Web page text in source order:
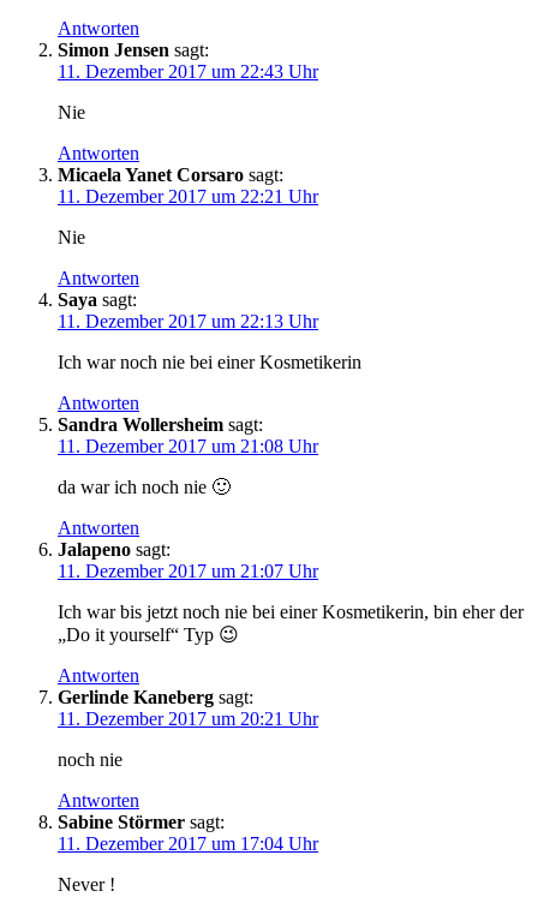
Antworten
Simon Jensen sagt:
11. Dezember 2017 um 22:43 Uhr
Nie
Antworten
Micaela Yanet Corsaro sagt:
11. Dezember 2017 um 22:21 Uhr
Nie
Antworten
Saya sagt:
11. Dezember 2017 um 22:13 Uhr
Ich war noch nie bei einer Kosmetikerin
Antworten
Sandra Wollersheim sagt:
11. Dezember 2017 um 21:08 Uhr
da war ich noch nie 🙂
Antworten
Jalapeno sagt:
11. Dezember 2017 um 21:07 Uhr
Ich war bis jetzt noch nie bei einer Kosmetikerin, bin eher der
„Do it yourself“ Typ 😉
Antworten
Gerlinde Kaneberg sagt:
11. Dezember 2017 um 20:21 Uhr
noch nie
Antworten
Sabine Störmer sagt:
11. Dezember 2017 um 17:04 Uhr
Never !